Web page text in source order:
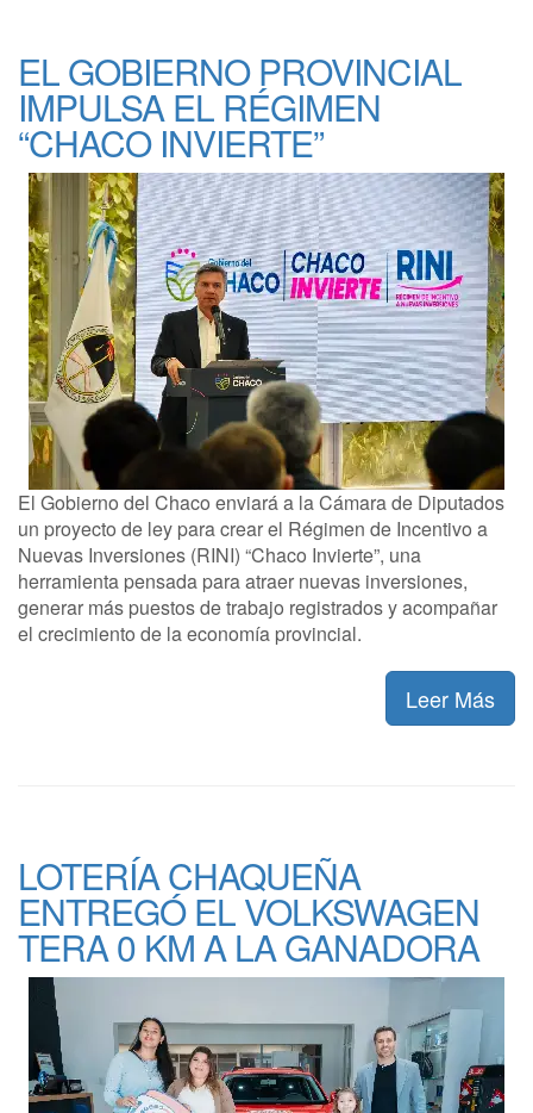
EL GOBIERNO PROVINCIAL
IMPULSA EL RÉGIMEN
“CHACO INVIERTE”
El Gobierno del Chaco enviará a la Cámara de Diputados
un proyecto de ley para crear el Régimen de Incentivo a
Nuevas Inversiones (RINI) “Chaco Invierte”, una
herramienta pensada para atraer nuevas inversiones,
generar más puestos de trabajo registrados y acompañar
el crecimiento de la economía provincial.
Leer Más
LOTERÍA CHAQUEÑA
ENTREGÓ EL VOLKSWAGEN
TERA 0 KM A LA GANADORA